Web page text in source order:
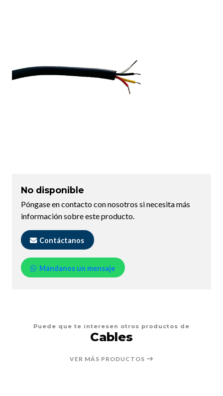
No disponible
Póngase en contacto con nosotros si necesita más
información sobre este producto.
Contáctanos
Mándanos un mensaje
Puede que te interesen otros productos de
Cables
VER MÁS PRODUCTOS